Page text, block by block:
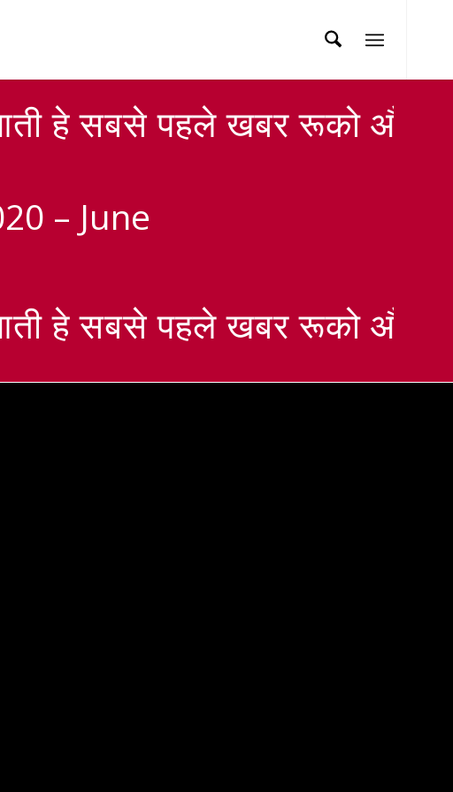
आती हे सबसे पहले खबर रूको और
– June
आती हे सबसे पहले खबर रूको और